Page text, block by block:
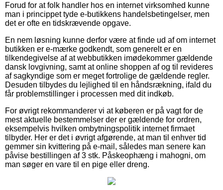
Forud for at folk handler hos en internet virksomhed kunne
man i princippet tyde e-butikkens handelsbetingelser, men
det er ofte en tidskrævende opgave.
En nem løsning kunne derfor være at finde ud af om internet
butikken er e-mærke godkendt, som generelt er en
tilkendegivelse af at webbutikken imødekommer gældende
dansk lovgivning, samt at online shoppen af og til revideres
af sagkyndige som er meget fortrolige de gældende regler.
Desuden tilbydes du lejlighed til en håndsrækning, ifald du
får problemstillinger i processen med dit indkøb.
For øvrigt rekommanderer vi at køberen er på vagt for de
mest aktuelle bestemmelser der er gældende for ordren,
eksempelvis hvilken ombytningspolitik internet firmaet
tilbyder. Her er det i øvrigt afgørende, at man til enhver tid
gemmer sin kvittering på e-mail, således man senere kan
påvise bestillingen af 3 stk. Påskeophæng i mahogni, om
man søger en vare til en pige eller dreng.